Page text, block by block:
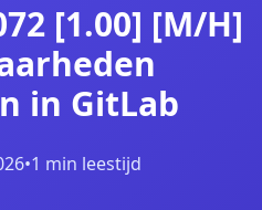
[1.00] [M/H]
in GitLab
•1 min leestijd